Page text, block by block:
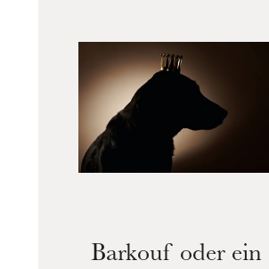
Die OnR mit euch
Führungen durch die
Barkouf oder ein